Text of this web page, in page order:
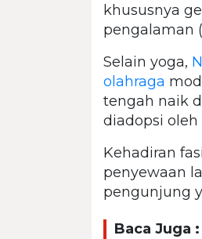
khususnya
pengalaman
Selain yoga,
olahraga
tengah naik
diadopsi oleh
Kehadiran
penyewaan
pengunjung
Baca Juga :